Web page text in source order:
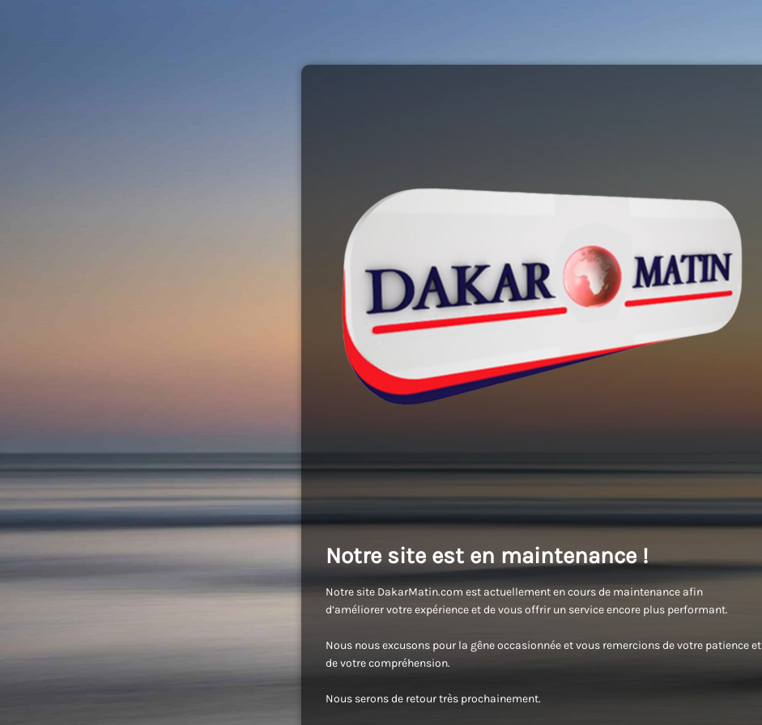
Notre site est en maintenance !
Notre site DakarMatin.com est actuellement en cours de maintenance afin
d’améliorer votre expérience et de vous offrir un service encore plus performant.
Nous nous excusons pour la gêne occasionnée et vous remercions de votre patience et
de votre compréhension.
Nous serons de retour très prochainement.